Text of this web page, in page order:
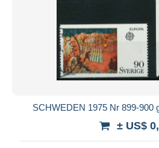
SCHWEDEN 1975 Nr 899-900
± US$